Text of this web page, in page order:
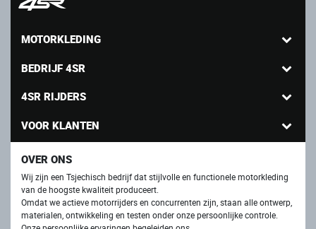
MOTORKLEDING
BEDRIJF 4SR
4SR RIJDERS
VOOR KLANTEN
OVER ONS
Wij zijn een Tsjechisch bedrijf dat stijlvolle en functionele motorkleding
van de hoogste kwaliteit produceert.
Omdat we actieve motorrijders en concurrenten zijn, staan ​​alle ontwerp,
materialen, ontwikkeling en testen onder onze persoonlijke controle.